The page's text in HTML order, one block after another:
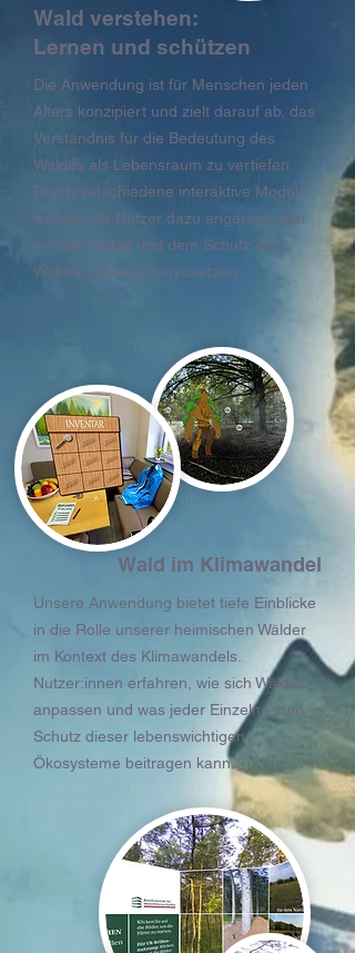
Wald verstehen:
Lernen und schützen
Die Anwendung ist für Menschen jeden
Alters konzipiert und zielt darauf ab, das
Verständnis für die Bedeutung des
Waldes als Lebensraum zu vertiefen.
Durch verschiedene interaktive Module
werden die Nutzer dazu angeregt, sich
mit der Vielfalt und dem Schutz der
Wälder auseinanderzusetzen.
Wald im Klimawandel
Unsere Anwendung bietet tiefe Einblicke
in die Rolle unserer heimischen Wälder
im Kontext des Klimawandels.
Nutzer:innen erfahren, wie sich Wälder
anpassen und was jeder Einzelne zum
Schutz dieser lebenswichtigen
Ökosysteme beitragen kann.